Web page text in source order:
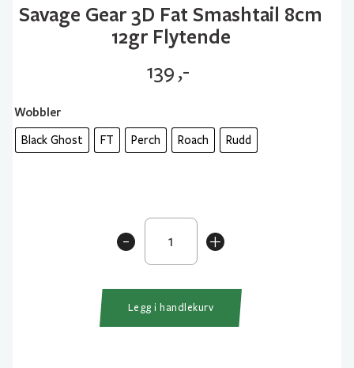
Savage Gear 3D Fat Smashtail 8cm
12gr Flytende
139,-
Wobbler
Black Ghost FT Perch Roach Rudd
+
Savage
Gear
3D
Smashtail
-
Legg i handlekurv